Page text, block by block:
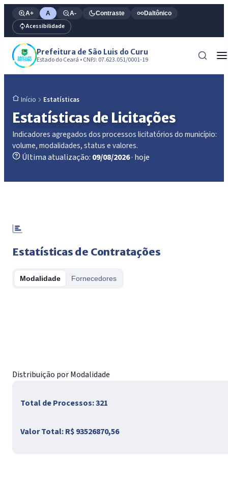
A+ A A- Contraste Daltônico
Acessibilidade
Prefeitura de São Luis do Curu
Estado do Ceará • CNPJ: 07.623.051/0001-19
Início Estatísticas
Estatísticas de Licitações
Indicadores agregados dos processos licitatórios do município:
volume, modalidades, status e valores.
Última atualização: 09/08/2026· hoje
Estatísticas de Contratações
Modalidade Fornecedores
Distribuição por Modalidade
Total de Processos:321
Valor Total:R$ 93526870,56